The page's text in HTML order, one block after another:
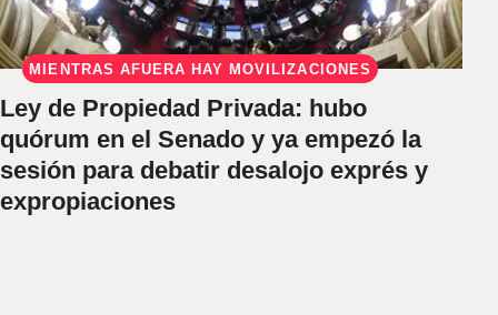
MIENTRAS AFUERA HAY MOVILIZACIONES
Ley de Propiedad Privada: hubo
quórum en el Senado y ya empezó la
sesión para debatir desalojo exprés y
expropiaciones